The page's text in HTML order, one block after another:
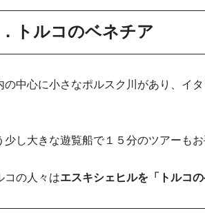
トルコのベネチア
の中心に小さなポルスク川があり、イ
少し大きな遊覧船で１５分のツアーも
コの人々はエスキシェヒルを「トルコの